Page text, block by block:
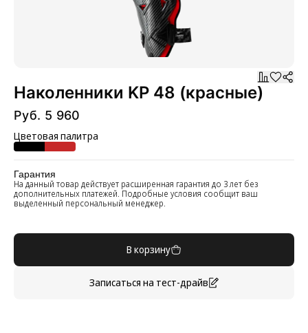
Наколенники KP 48 (красные)
Руб. 5 960
Цветовая палитра
Гарантия
На данный товар действует расширенная гарантия до 3 лет без
дополнительных платежей. Подробные условия сообщит ваш
выделенный персональный менеджер.
В корзину
Записаться на тест-драйв